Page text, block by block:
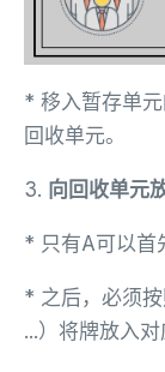
* 移入暂存单
回收单元。
3. 向回收单元
* 只有A可以首
* 之后，必须
...）将牌放入对